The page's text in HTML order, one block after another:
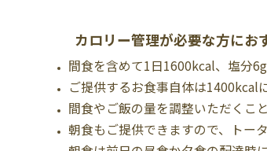
カロリー管理が必要な方にお
間食を含めて1日1600kcal、塩分6g
ご提供するお食事自体は1400kcal
間食やご飯の量を調整いただくこ
朝食もご提供できますので、トー